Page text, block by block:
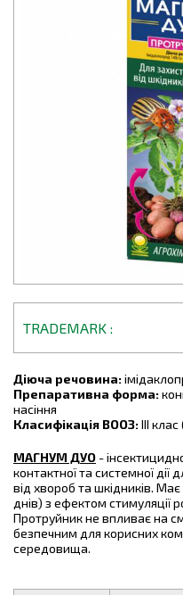
TRADEMARK
Діюча речовина:
Препаративна форма:
насіння
Класифікація ВООЗ:III
МАГНУМ ДУО -
контактної та системної дії
від хвороб та шкідників.
днів) з ефектом стимуляції
Протруйник не впливає на
безпечним для корисних
середовища.